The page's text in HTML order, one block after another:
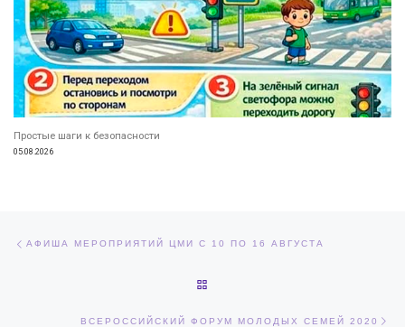
Простые шаги к безопасности
05.08.2026
Навигация по записям
АФИША МЕРОПРИЯТИЙ ЦМИ С 10 ПО 16 АВГУСТА
ВСЕРОССИЙСКИЙ ФОРУМ МОЛОДЫХ СЕМЕЙ 2020